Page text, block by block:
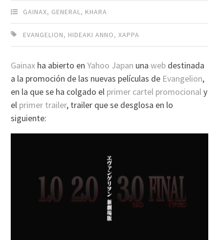
GAINAX, GENERAL, KHARA
EVANGELION, HIDEAKI ANNO,XAPPA
Gainax ha abierto enYahoo Japan unaweb destinada
a la promoción de las nuevas películas de Evangelion,
en la que se ha colgado el primer cartel promocionaly
el primer trailer, trailer que se desglosa en lo
siguiente: